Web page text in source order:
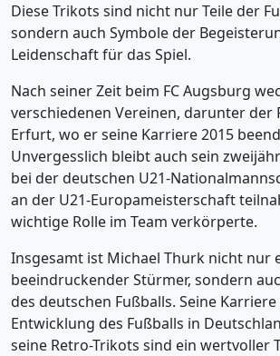
Diese Trikots sind nicht nur Teile der
sondern auch Symbole der
Leidenschaft für das Spiel.
Nach seiner Zeit beim FC Augsburg
verschiedenen Vereinen, darunter der
Erfurt, wo er seine Karriere 2015
Unvergesslich bleibt auch sein
bei der deutschen U21-
an der U21-Europameisterschaft
wichtige Rolle im Team verkörperte.
Insgesamt ist Michael Thurk nicht nur
beeindruckender Stürmer, sondern
des deutschen Fußballs. Seine
Entwicklung des Fußballs in
seine Retro-Trikots sind ein wertvoller